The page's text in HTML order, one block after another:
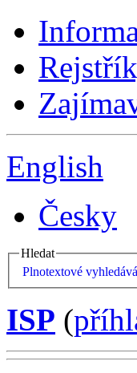
English
Česky
Hledat
Plnotextové
ISP (